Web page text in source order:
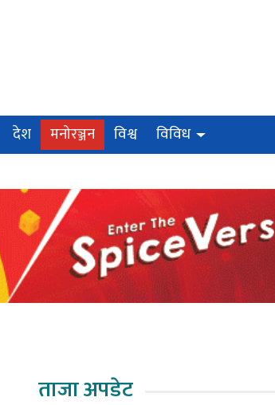
देश मनोरञ्जन विश्व विविध
ताजा अपडेट